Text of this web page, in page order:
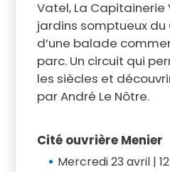
Vatel, La Capitainerie
jardins somptueux du
d’une balade
parc. Un circuit qui
les siècles et
par André Le Nôtre.
Cité ouvrière Menier
Mercredi 23 avril |